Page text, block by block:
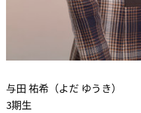
与田 祐希（よだ ゆうき）
3期生